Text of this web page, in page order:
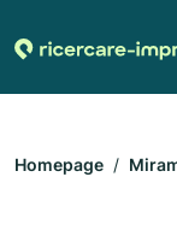
Homepage